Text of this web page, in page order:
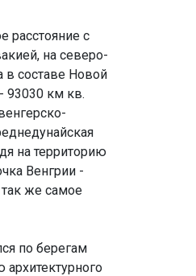
расстояние с
на северо-
в составе Новой
93030 км кв.
на территорию
Венгрии -
же самое
по берегам